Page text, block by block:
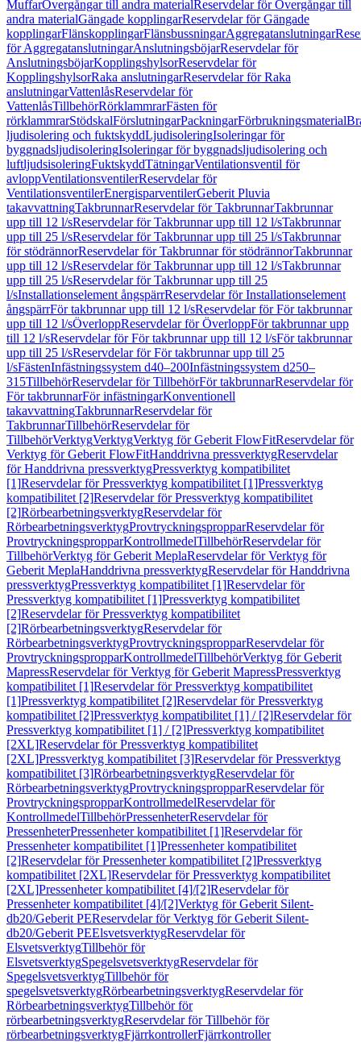
MuffarÖvergångar till andra materialReservdelar för Övergångar till
andra materialGängade kopplingarReservdelar för Gängade
kopplingarFlänskopplingarFlänsbussningarAggregatanslutningar
för AggregatanslutningarAnslutningsböjarReservdelar för
AnslutningsböjarKopplingshylsorReservdelar för
KopplingshylsorRaka anslutningarReservdelar för Raka
anslutningarVattenlåsReservdelar för
VattenlåsTillbehörRörklammrarFästen för
rörklammrarStödskalFörslutningarPackningarFörbrukningsmaterial
ljudisolering och fuktskyddLjudisoleringIsoleringar för
byggnadsljudisoleringIsoleringar för byggnadsljudisolering och
luftljudsisoleringFuktskyddTätningarVentilationsventil för
avloppVentilationsventilerReservdelar för
VentilationsventilerEnergisparventilerGeberit Pluvia
takavvattningTakbrunnarReservdelar för TakbrunnarTakbrunnar
upp till 12 l/sReservdelar för Takbrunnar upp till 12 l/sTakbrunnar
upp till 25 l/sReservdelar för Takbrunnar upp till 25 l/sTakbrunnar
för stödrännorReservdelar för Takbrunnar för stödrännorTakbrunnar
upp till 12 l/sReservdelar för Takbrunnar upp till 12 l/sTakbrunnar
upp till 25 l/sReservdelar för Takbrunnar upp till 25
l/sInstallationselement ångspärrReservdelar för Installationselement
ångspärrFör takbrunnar upp till 12 l/sReservdelar för För takbrunnar
upp till 12 l/sÖverloppReservdelar för ÖverloppFör takbrunnar upp
till 12 l/sReservdelar för För takbrunnar upp till 12 l/sFör takbrunnar
upp till 25 l/sReservdelar för För takbrunnar upp till 25
l/sFästenInfästningssystem d40–200Infästningssystem d250–
315TillbehörReservdelar för TillbehörFör takbrunnarReservdelar för
För takbrunnarFör infästningarKonventionell
takavvattningTakbrunnarReservdelar för
TakbrunnarTillbehörReservdelar för
TillbehörVerktygVerktygVerktyg för Geberit FlowFitReservdelar för
Verktyg för Geberit FlowFitHanddrivna pressverktygReservdelar
för Handdrivna pressverktygPressverktyg kompatibilitet
[1]Reservdelar för Pressverktyg kompatibilitet [1]Pressverktyg
kompatibilitet [2]Reservdelar för Pressverktyg kompatibilitet
[2]RörbearbetningsverktygReservdelar för
RörbearbetningsverktygProvtryckningspropparReservdelar för
ProvtryckningspropparKontrollmedelTillbehörReservdelar för
TillbehörVerktyg för Geberit MeplaReservdelar för Verktyg för
Geberit MeplaHanddrivna pressverktygReservdelar för Handdrivna
pressverktygPressverktyg kompatibilitet [1]Reservdelar för
Pressverktyg kompatibilitet [1]Pressverktyg kompatibilitet
[2]Reservdelar för Pressverktyg kompatibilitet
[2]RörbearbetningsverktygReservdelar för
RörbearbetningsverktygProvtryckningspropparReservdelar för
ProvtryckningspropparKontrollmedelTillbehörVerktyg för Geberit
MapressReservdelar för Verktyg för Geberit MapressPressverktyg
kompatibilitet [1]Reservdelar för Pressverktyg kompatibilitet
[1]Pressverktyg kompatibilitet [2]Reservdelar för Pressverktyg
kompatibilitet [2]Pressverktyg kompatibilitet [1] / [2]Reservdelar för
Pressverktyg kompatibilitet [1] / [2]Pressverktyg kompatibilitet
[2XL]Reservdelar för Pressverktyg kompatibilitet
[2XL]Pressverktyg kompatibilitet [3]Reservdelar för Pressverktyg
kompatibilitet [3]RörbearbetningsverktygReservdelar för
RörbearbetningsverktygProvtryckningspropparReservdelar för
ProvtryckningspropparKontrollmedelReservdelar för
KontrollmedelTillbehörPressenheterReservdelar för
PressenheterPressenheter kompatibilitet [1]Reservdelar för
Pressenheter kompatibilitet [1]Pressenheter kompatibilitet
[2]Reservdelar för Pressenheter kompatibilitet [2]Pressverktyg
kompatibilitet [2XL]Reservdelar för Pressverktyg kompatibilitet
[2XL]Pressenheter kompatibilitet [4]/[2]Reservdelar för
Pressenheter kompatibilitet [4]/[2]Verktyg för Geberit Silent-
db20/Geberit PEReservdelar för Verktyg för Geberit Silent-
db20/Geberit PEElsvetsverktygReservdelar för
ElsvetsverktygTillbehör för
ElsvetsverktygSpegelsvetsverktygReservdelar för
SpegelsvetsverktygTillbehör för
spegelsvetsverktygRörbearbetningsverktygReservdelar för
RörbearbetningsverktygTillbehör för
rörbearbetningsverktygReservdelar för Tillbehör för
rörbearbetningsverktygFjärrkontrollerFjärrkontroller